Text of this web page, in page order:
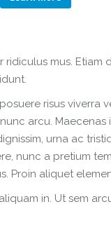
mus.
risus viverra
arcu.
urna ac
nunc a pretium
Proin aliquet
in. Ut sem